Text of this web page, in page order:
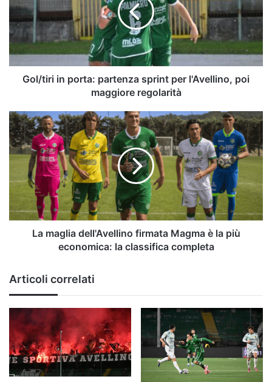
sprint
per
l'Avellino,
poi
maggiore
regolarità
Gol/tiri in porta: partenza sprint per l'Avellino, poi
maggiore regolarità
La
maglia
dell'Avellino
firmata
Magma
è
più
economica:
La maglia dell'Avellino firmata Magma è la più
economica: la classifica completa
Articoli correlati